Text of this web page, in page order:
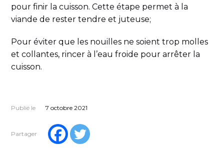
pour finir la cuisson. Cette étape permet à la
viande de rester tendre et juteuse;
Pour éviter que les nouilles ne soient trop molles
et collantes, rincer à l’eau froide pour arrêter la
cuisson.
Publié le 7 octobre 2021
Partager